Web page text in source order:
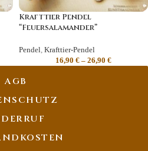
Krafttier Pendel
“Feuersalamander”
Pendel, Krafttier-Pendel
16,90 € – 26,90 €
AGB